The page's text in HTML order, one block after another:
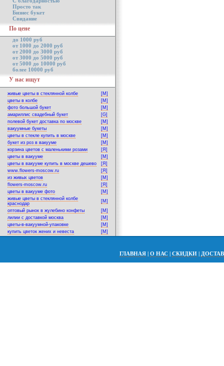
Просто так
Бизнес букет
Свидание
По цене
до 1000 руб
от 1000 до 2000 руб
от 2000 до 3000 руб
от 3000 до 5000 руб
от 5000 до 10000 руб
более 10000 руб
У нас ищут
живые цветы в стеклянной колбе
[M]
цветы в колбе
[M]
фото большой букет
[M]
амариллис свадебный букет
[G]
полевой букет доставка по москве
[M]
вакуумные букеты
[M]
цветы в стекле купить в москве
[M]
букет из роз в вакууме
[M]
корзина цветов с маленькими розами
[Я]
цветы в вакууме
[M]
цветы в вакууме купить в москве дешево
[Я]
www.flowers-moscow.ru
[Я]
из живых цветов
[M]
flowers-moscow.ru
[Я]
цветы в вакууме фото
[M]
живые цветы в стеклянной колбе
краснодар
[M]
оптовый рынок в жулебино конфеты
[M]
лилии с доставкой москва
[M]
цветы-в-вакуумной-упаковке
[M]
купить цветок жених и невеста
[M]
ГЛАВНАЯ | О НАС | СКИДКИ |